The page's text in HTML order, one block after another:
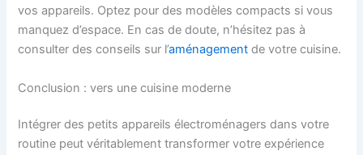
vos appareils. Optez pour des modèles compacts si vous
manquez d’espace. En cas de doute, n’hésitez pas à
consulter des conseils sur l’aménagement de votre cuisine.
Conclusion : vers une cuisine moderne
Intégrer des petits appareils électroménagers dans votre
routine peut véritablement transformer votre expérience